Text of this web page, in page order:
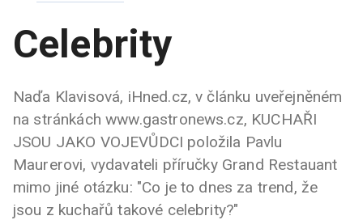
Celebrity
Naďa Klavisová, iHned.cz, v článku uveřejněném
na stránkách www.gastronews.cz, KUCHAŘI
JSOU JAKO VOJEVŮDCI položila Pavlu
Maurerovi, vydavateli příručky Grand Restauant
mimo jiné otázku: "Co je to dnes za trend, že
jsou z kuchařů takové celebrity?"